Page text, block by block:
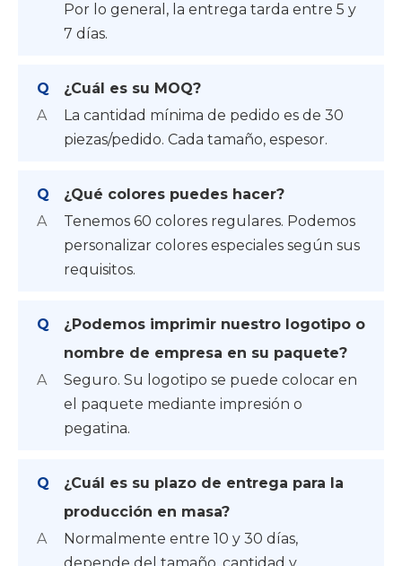
Por lo general, la entrega tarda entre 5 y
7 días.
Q
¿Cuál es su MOQ?
A
La cantidad mínima de pedido es de 30
piezas/pedido. Cada tamaño, espesor.
Q
¿Qué colores puedes hacer?
A
Tenemos 60 colores regulares. Podemos
personalizar colores especiales según sus
requisitos.
Q
¿Podemos imprimir nuestro logotipo o
nombre de empresa en su paquete?
A
Seguro. Su logotipo se puede colocar en
el paquete mediante impresión o
pegatina.
Q
¿Cuál es su plazo de entrega para la
producción en masa?
A
Normalmente entre 10 y 30 días,